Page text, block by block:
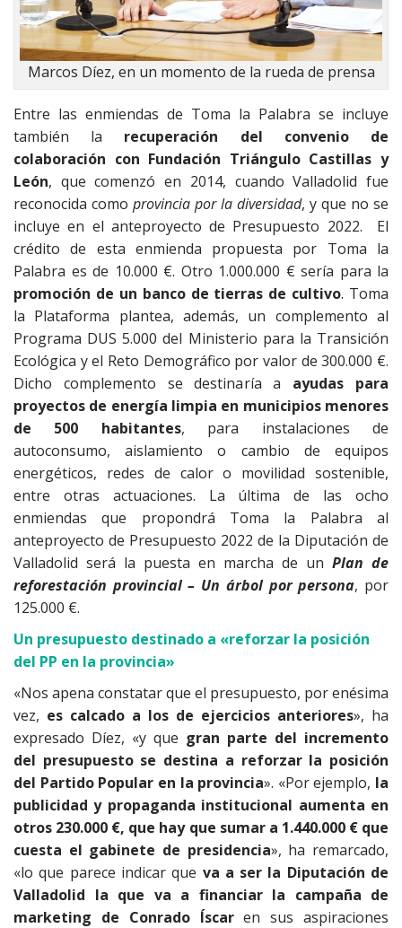
Marcos Díez, en un momento de la rueda de prensa
Entre las enmiendas de Toma la Palabra se incluye
también la recuperación del convenio de
colaboración con Fundación Triángulo Castillas y
León, que comenzó en 2014, cuando Valladolid fue
reconocida como provincia por la diversidad, y que no se
incluye en el anteproyecto de Presupuesto 2022. El
crédito de esta enmienda propuesta por Toma la
Palabra es de 10.000 €. Otro 1.000.000 € sería para la
promoción de un banco de tierras de cultivo. Toma
la Plataforma plantea, además, un complemento al
Programa DUS 5.000 del Ministerio para la Transición
Ecológica y el Reto Demográfico por valor de 300.000 €.
Dicho complemento se destinaría a ayudas para
proyectos de energía limpia en municipios menores
de 500 habitantes, para instalaciones de
autoconsumo, aislamiento o cambio de equipos
energéticos, redes de calor o movilidad sostenible,
entre otras actuaciones. La última de las ocho
enmiendas que propondrá Toma la Palabra al
anteproyecto de Presupuesto 2022 de la Diputación de
Valladolid será la puesta en marcha de un Plan de
reforestación provincial – Un árbol por persona, por
125.000 €.
Un presupuesto destinado a «reforzar la posición
del PP en la provincia»
«Nos apena constatar que el presupuesto, por enésima
vez, es calcado a los de ejercicios anteriores», ha
expresado Díez, «y que gran parte del incremento
del presupuesto se destina a reforzar la posición
del Partido Popular en la provincia». «Por ejemplo, la
publicidad y propaganda institucional aumenta en
otros 230.000 €, que hay que sumar a 1.440.000 € que
cuesta el gabinete de presidencia», ha remarcado,
«lo que parece indicar que va a ser la Diputación de
Valladolid la que va a financiar la campaña de
marketing de Conrado Íscaren sus aspiraciones